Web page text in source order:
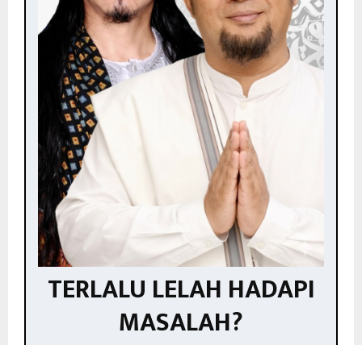
TERLALU LELAH HADAPI
MASALAH?